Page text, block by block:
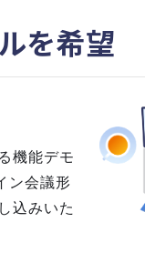
を希望
機能デモ
ン会議形
込みいた